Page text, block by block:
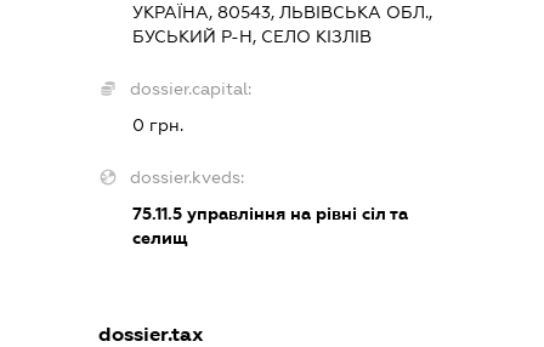
УКРАЇНА, 80543, ЛЬВІВСЬКА ОБЛ.,
БУСЬКИЙ Р-Н, СЕЛО КІЗЛІВ
dossier.capital:
0 грн.
dossier.kveds:
75.11.5управління на рівні сіл та
селищ
dossier.tax